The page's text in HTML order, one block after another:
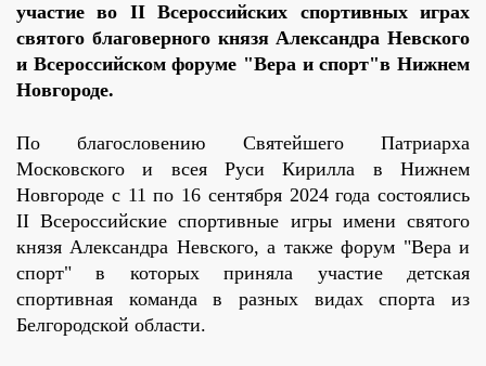
участие во II Всероссийских спортивных играх
святого благоверного князя Александра Невского
и Всероссийском форуме "Вера и спорт"в Нижнем
Новгороде.
По благословению Святейшего Патриарха
Московского и всея Руси Кирилла в Нижнем
Новгороде с 11 по 16 сентября 2024 года состоялись
II Всероссийские спортивные игры имени святого
князя Александра Невского, а также форум "Вера и
спорт" в которых приняла участие детская
спортивная команда в разных видах спорта из
Белгородской области.